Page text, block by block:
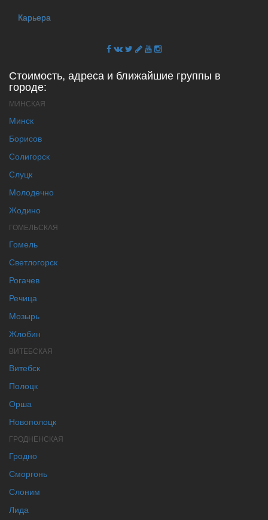
Карьера
Стоимость, адреса и ближайшие группы в
городе:
МИНСКАЯ
Минск
Борисов
Солигорск
Слуцк
Молодечно
Жодино
ГОМЕЛЬСКАЯ
Гомель
Светлогорск
Рогачев
Речица
Мозырь
Жлобин
ВИТЕБСКАЯ
Витебск
Полоцк
Орша
Новополоцк
ГРОДНЕНСКАЯ
Гродно
Сморгонь
Слоним
Лида